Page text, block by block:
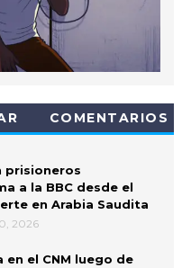
COMENTARIOS
prisioneros
a la BBC desde el
en Arabia Saudita
2026
el CNM luego de